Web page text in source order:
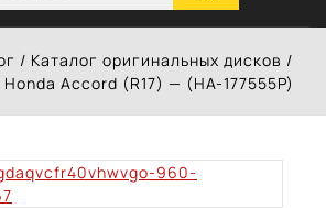
/ Каталог оригинальных дисков /
Honda Accord (R17) — (HA-177555P)